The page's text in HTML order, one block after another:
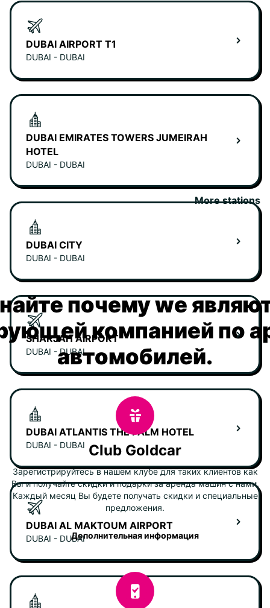
DUBAI AIRPORT T1
DUBAI - DUBAI
DUBAI EMIRATES TOWERS JUMEIRAH
HOTEL
DUBAI - DUBAI
DUBAI CITY
DUBAI - DUBAI
SHARJAH AIRPORT
DUBAI - DUBAI
DUBAI ATLANTIS THE PALM HOTEL
DUBAI - DUBAI
DUBAI AL MAKTOUM AIRPORT
DUBAI - DUBAI
More stations
почему we
компанией по
автомобилей.
Club Goldcar
Зарегистрируйтесь в нашем клубе для таких клиентов как
Вы и получайте скидки и подарки за аренда машин с нами.
Каждый месяц Вы будете получать скидки и специальные
предложения.
Дополнительная информация